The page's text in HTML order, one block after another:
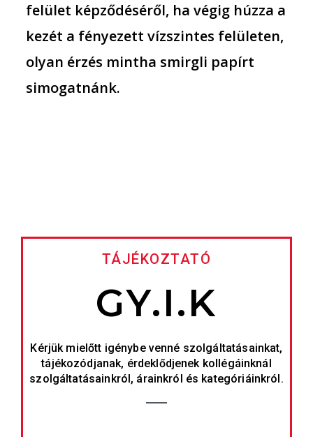
felület képződéséről, ha végig húzza a
kezét a fényezett vízszintes felületen,
olyan érzés mintha smirgli papírt
simogatnánk.
TÁJÉKOZTATÓ
GY.I.K
Kérjük mielőtt igénybe venné szolgáltatásainkat,
tájékozódjanak, érdeklődjenek kollégáinknál
szolgáltatásainkról, árainkról és kategóriáinkról.